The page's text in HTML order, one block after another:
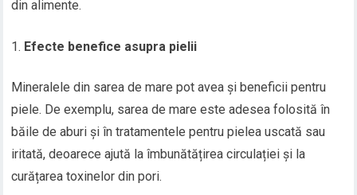
din alimente.
Efecte benefice asupra pielii
Mineralele din sarea de mare pot avea și beneficii pentru
piele. De exemplu, sarea de mare este adesea folosită în
băile de aburi și în tratamentele pentru pielea uscată sau
iritată, deoarece ajută la îmbunătățirea circulației și la
curățarea toxinelor din pori.